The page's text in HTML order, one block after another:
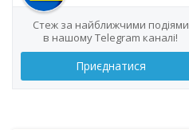
Стеж за найближчими подіями
в нашому Telegram каналі!
Приєднатися